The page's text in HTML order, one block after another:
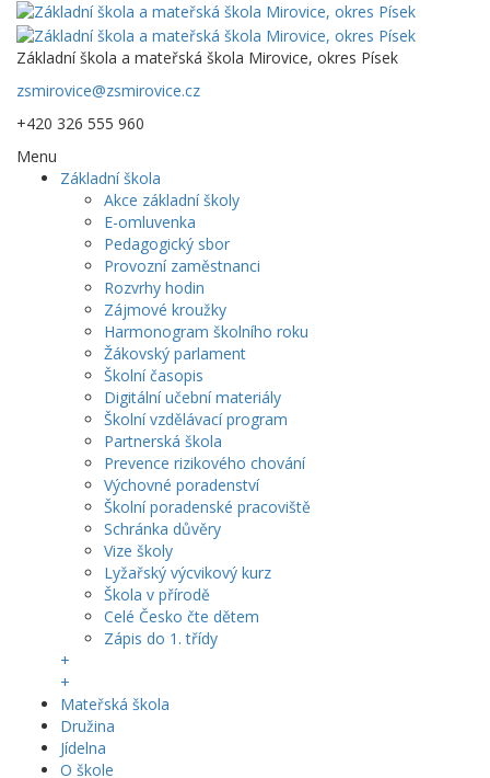
Základní škola a mateřská škola Mirovice, okres Písek
zsmirovice@zsmirovice.cz
+420 326 555 960
Menu
Základní škola
Akce základní školy
E-omluvenka
Pedagogický sbor
Provozní zaměstnanci
Rozvrhy hodin
Zájmové kroužky
Harmonogram školního roku
Žákovský parlament
Školní časopis
Digitální učební materiály
Školní vzdělávací program
Partnerská škola
Prevence rizikového chování
Výchovné poradenství
Školní poradenské pracoviště
Schránka důvěry
Vize školy
Lyžařský výcvikový kurz
Škola v přírodě
Celé Česko čte dětem
Zápis do 1. třídy
+
+
Mateřská škola
Družina
Jídelna
O škole